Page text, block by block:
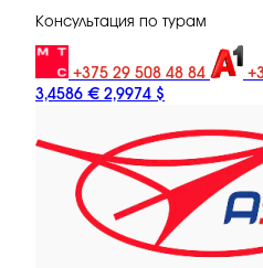
Консультация по турам
+375 29 508 48 84
3,4586 € 2,9974 $